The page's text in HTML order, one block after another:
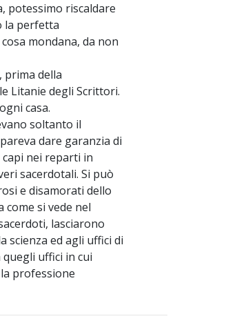
potessimo riscaldare
la perfetta
mondana, da non
prima della
Litanie degli Scrittori.
casa.
soltanto il
dare garanzia di
nei reparti in
sacerdotali. Si può
e disamorati dello
si vede nel
lasciarono
scienza ed agli uffici di
uffici in cui
professione